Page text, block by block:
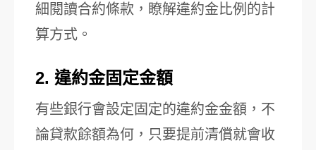
細閱讀合約條款，瞭解違約金比例的計
算方式。
2. 違約金固定金額
有些銀行會設定固定的違約金金額，不
論貸款餘額為何，只要提前清償就會收